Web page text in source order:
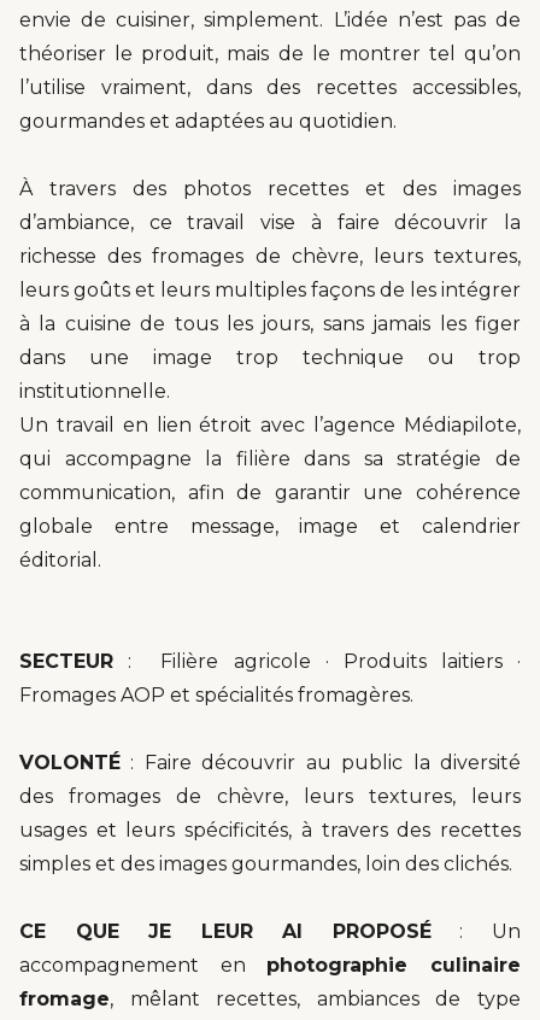
envie de cuisiner, simplement. L’idée n’est pas de
théoriser le produit, mais de le montrer tel qu’on
l’utilise vraiment, dans des recettes accessibles,
gourmandes et adaptées au quotidien.
À travers des photos recettes et des images
d’ambiance, ce travail vise à faire découvrir la
richesse des fromages de chèvre, leurs textures,
leurs goûts et leurs multiples façons de les intégrer
à la cuisine de tous les jours, sans jamais les figer
dans une image trop technique ou trop
institutionnelle.
Un travail en lien étroit avec l’agence Médiapilote,
qui accompagne la filière dans sa stratégie de
communication, afin de garantir une cohérence
globale entre message, image et calendrier
éditorial.
SECTEUR : Filière agricole · Produits laitiers ·
Fromages AOP et spécialités fromagères.
VOLONTÉ : Faire découvrir au public la diversité
des fromages de chèvre, leurs textures, leurs
usages et leurs spécificités, à travers des recettes
simples et des images gourmandes, loin des clichés.
CE QUE JE LEUR AI PROPOSÉ: Un
accompagnement en photographie culinaire
fromage, mêlant recettes, ambiances de type